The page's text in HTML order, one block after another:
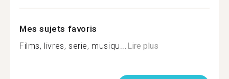
Mes sujets favoris
Films, livres, serie, musiqu...Lire plus